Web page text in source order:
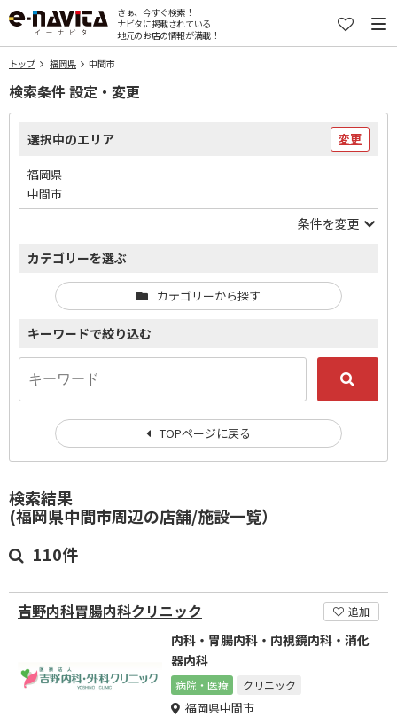
さぁ、今すぐ検索！
ナビタに掲載されている
地元のお店の情報が満載！
トップ 福岡県 中間市
検索結果
(福岡県中間市周辺の店舗/施設一覧）
110件
吉野内科胃腸内科クリニック 追加
内科・胃腸内科・内視鏡内科・消化
器内科
病院・医療 クリニック
福岡県中間市
検索条件 設定・変更
選択中のエリア 変更
福岡県
中間市
条件を変更
カテゴリーを選ぶ
カテゴリーから探す
キーワードで絞り込む
TOPページに戻る